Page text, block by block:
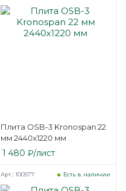
Плита OSB-3 Kronospan 22
мм 2440х1220 мм
1 480 ₽/лист
Есть в наличии
Арт.: 100577